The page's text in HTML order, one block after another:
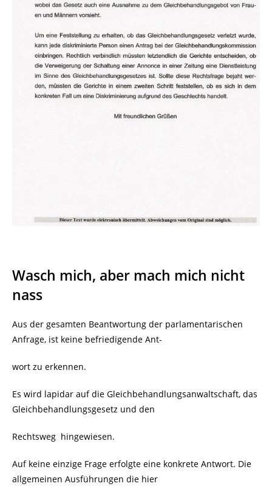
Wasch mich, aber mach mich nicht
nass
Aus der gesamten Beantwortung der parlamentarischen
Anfrage, ist keine befriedigende Ant-
wort zu erkennen.
Es wird lapidar auf die Gleichbehandlungsanwaltschaft, das
Gleichbehandlungsgesetz und den
Rechtsweg hingewiesen.
Auf keine einzige Frage erfolgte eine konkrete Antwort. Die
allgemeinen Ausführungen die hier